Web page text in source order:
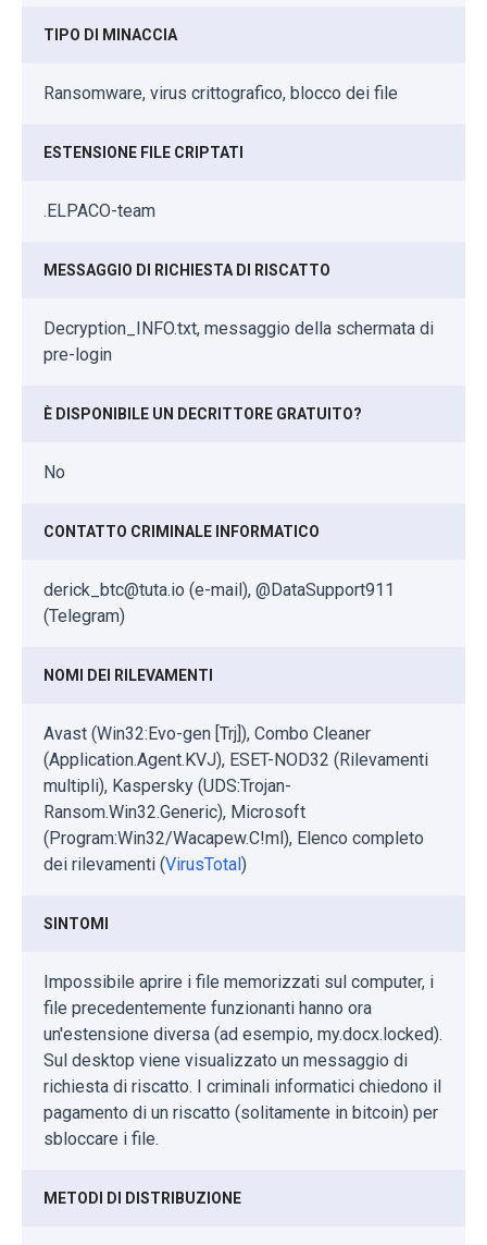
TIPO DI MINACCIA
Ransomware, virus crittografico, blocco dei file
ESTENSIONE FILE CRIPTATI
.ELPACO-team
MESSAGGIO DI RICHIESTA DI RISCATTO
Decryption_INFO.txt, messaggio della schermata di
pre-login
È DISPONIBILE UN DECRITTORE GRATUITO?
No
CONTATTO CRIMINALE INFORMATICO
derick_btc@tuta.io (e-mail), @DataSupport911
(Telegram)
NOMI DEI RILEVAMENTI
Avast (Win32:Evo-gen [Trj]), Combo Cleaner
(Application.Agent.KVJ), ESET-NOD32 (Rilevamenti
multipli), Kaspersky (UDS:Trojan-
Ransom.Win32.Generic), Microsoft
(Program:Win32/Wacapew.C!ml), Elenco completo
dei rilevamenti (VirusTotal )
SINTOMI
Impossibile aprire i file memorizzati sul computer, i
file precedentemente funzionanti hanno ora
un'estensione diversa (ad esempio, my.docx.locked).
Sul desktop viene visualizzato un messaggio di
richiesta di riscatto. I criminali informatici chiedono il
pagamento di un riscatto (solitamente in bitcoin) per
sbloccare i file.
METODI DI DISTRIBUZIONE